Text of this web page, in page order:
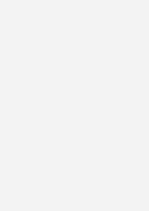
Volle Autarkie durch
Wasserstoff ist möglich und
bereit stehen, erfahren wir von
von Fronius